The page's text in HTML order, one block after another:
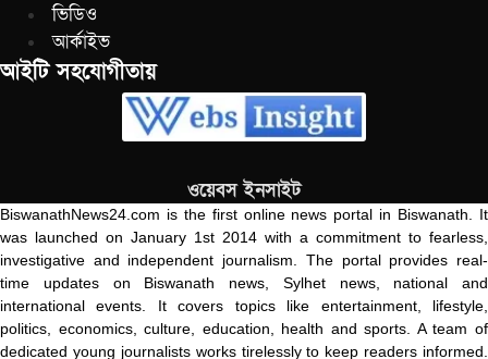
ভিডিও
আর্কাইভ
আইটি সহযোগীতায়
ওয়েবস ইনসাইট
BiswanathNews24.com is the first online news portal in Biswanath. It
was launched on January 1st 2014 with a commitment to fearless,
investigative and independent journalism. The portal provides real-
time updates on Biswanath news, Sylhet news, national and
international events. It covers topics like entertainment, lifestyle,
politics, economics, culture, education, health and sports. A team of
dedicated young journalists works tirelessly to keep readers informed.